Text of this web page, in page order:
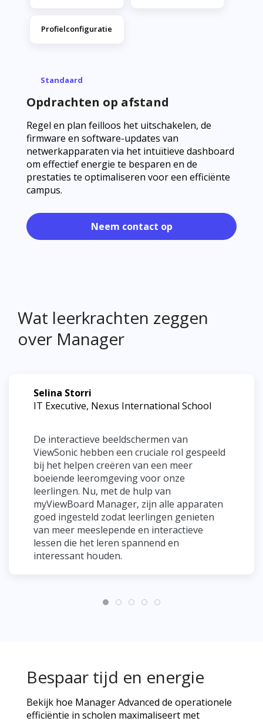
Profielconfiguratie
Standaard
Opdrachten op afstand
Regel en plan feilloos het uitschakelen, de
firmware en software-updates van
netwerkapparaten via het intuïtieve dashboard
om effectief energie te besparen en de
prestaties te optimaliseren voor een efficiënte
campus.
Neem contact op
Wat leerkrachten zeggen
over Manager
Selina Storri
IT Executive, Nexus International School
De interactieve beeldschermen van
ViewSonic hebben een cruciale rol gespeeld
bij het helpen creëren van een meer
boeiende leeromgeving voor onze
leerlingen. Nu, met de hulp van
myViewBoard Manager, zijn alle apparaten
goed ingesteld zodat leerlingen genieten
van meer meeslepende en interactieve
lessen die het leren spannend en
interessant houden.
Bespaar tijd en energie
Bekijk hoe Manager Advanced de operationele
efficiëntie in scholen maximaliseert met